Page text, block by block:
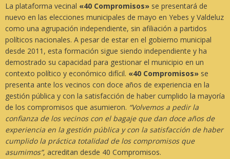
La plataforma vecinal «40 Compromisos» se presentará de
nuevo en las elecciones municipales de mayo en Yebes y Valdeluz
como una agrupación independiente, sin afiliación a partidos
políticos nacionales. A pesar de estar en el gobierno municipal
desde 2011, esta formación sigue siendo independiente y ha
demostrado su capacidad para gestionar el municipio en un
contexto político y económico difícil. «40 Compromisos» se
presenta ante los vecinos con doce años de experiencia en la
gestión pública y con la satisfacción de haber cumplido la mayoría
de los compromisos que asumieron. “Volvemos a pedir la
confianza de los vecinos con el bagaje que dan doce años de
experiencia en la gestión pública y con la satisfacción de haber
cumplido la práctica totalidad de los compromisos que
asumimos”, acreditan desde 40 Compromisos.